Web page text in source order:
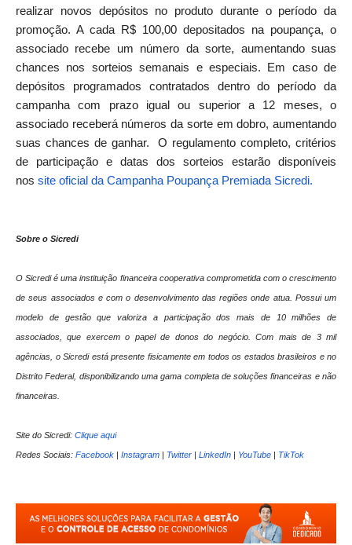
realizar novos depósitos no produto durante o período da
promoção. A cada R$ 100,00 depositados na poupança, o
associado recebe um número da sorte, aumentando suas
chances nos sorteios semanais e especiais. Em caso de
depósitos programados contratados dentro do período da
campanha com prazo igual ou superior a 12 meses, o
associado receberá números da sorte em dobro, aumentando
suas chances de ganhar. O regulamento completo, critérios
de participação e datas dos sorteios estarão disponíveis
nos site oficial da Campanha Poupança Premiada Sicredi.
Sobre o Sicredi
O Sicredi é uma instituição financeira cooperativa comprometida com o crescimento
de seus associados e com o desenvolvimento das regiões onde atua. Possui um
modelo de gestão que valoriza a participação dos mais de 10 milhões de
associados, que exercem o papel de donos do negócio. Com mais de 3 mil
agências, o Sicredi está presente fisicamente em todos os estados brasileiros e no
Distrito Federal, disponibilizando uma gama completa de soluções financeiras e não
financeiras.
Site do Sicredi: Clique aqui
Redes Sociais: Facebook Instagram Twitter LinkedIn YouTube TikTok